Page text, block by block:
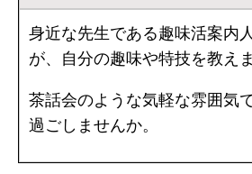
身近な先生である趣味活案内
が、自分の趣味や特技を教えま
茶話会のような気軽な雰囲気
過ごしませんか。